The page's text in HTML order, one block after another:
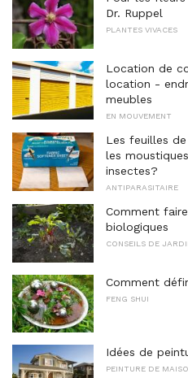
Dr. Ruppel
PLANTES VIVACES
Location de
location -
meubles
EN MOUVEMENT
Les feuilles
les
insectes?
ANTIPARASITAIRE
Comment
biologiques
CONSEILS DE
Comment
FENG SHUI
Idées de
PEINTURE DE